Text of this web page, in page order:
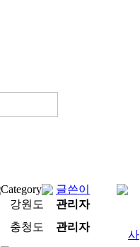
Category 글쓴이
강원도 관리자
충청도 관리자
사